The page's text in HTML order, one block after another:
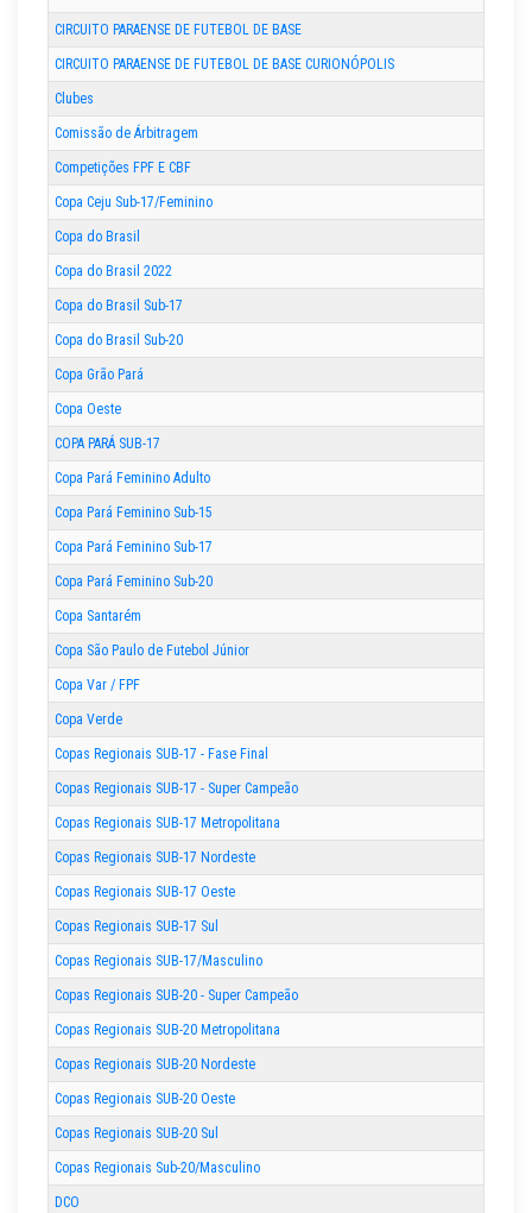
CIRCUITO PARAENSE DE FUTEBOL DE BASE
CIRCUITO PARAENSE DE FUTEBOL DE BASE CURIONÓPOLIS
Clubes
Comissão de Árbitragem
Competições FPF E CBF
Copa Ceju Sub-17/Feminino
Copa do Brasil
Copa do Brasil 2022
Copa do Brasil Sub-17
Copa do Brasil Sub-20
Copa Grão Pará
Copa Oeste
COPA PARÁ SUB-17
Copa Pará Feminino Adulto
Copa Pará Feminino Sub-15
Copa Pará Feminino Sub-17
Copa Pará Feminino Sub-20
Copa Santarém
Copa São Paulo de Futebol Júnior
Copa Var / FPF
Copa Verde
Copas Regionais SUB-17 - Fase Final
Copas Regionais SUB-17 - Super Campeão
Copas Regionais SUB-17 Metropolitana
Copas Regionais SUB-17 Nordeste
Copas Regionais SUB-17 Oeste
Copas Regionais SUB-17 Sul
Copas Regionais SUB-17/Masculino
Copas Regionais SUB-20 - Super Campeão
Copas Regionais SUB-20 Metropolitana
Copas Regionais SUB-20 Nordeste
Copas Regionais SUB-20 Oeste
Copas Regionais SUB-20 Sul
Copas Regionais Sub-20/Masculino
DCO